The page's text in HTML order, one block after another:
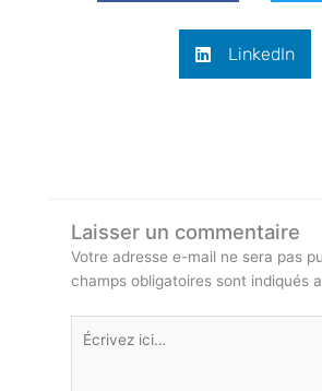
LinkedIn
Laisser un commentaire
Votre adresse e-mail ne sera pas
champs obligatoires sont indiqués
Écrivez
ici…